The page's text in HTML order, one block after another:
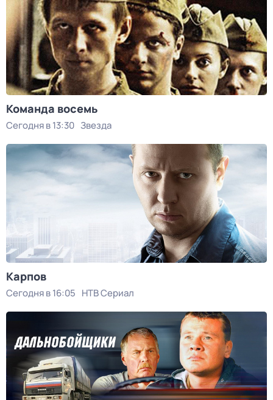
Команда восемь
Сегодня в 13:30 Звезда
Карпов
Сегодня в 16:05 НТВ Сериал